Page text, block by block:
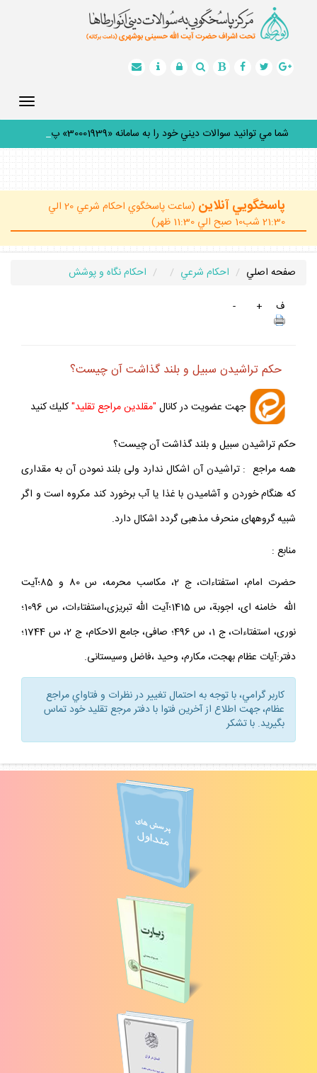
شما مي توانيد سوالات ديني خود را به سامانه «30001939» پيا
_
پاسخگويي آنلاين
(ساعت پاسخگوي احكام شرعي 20 الي
21:30 شب10 صبح الي 11:30 ظهر)
صفحه اصلي احكام شرعي
احكام نگاه و پوشش
ف
+
-
حكم تراشيدن سبيل و بلند گذاشت آن چيست؟
جهت عضويت در كانال "مقلدين مراجع تقليد"كليك كنيد
حكم تراشيدن سبيل و بلند گذاشت آن چيست؟
همه مراجع : تراشيدن آن اشكال ندارد ولى بلند نمودن آن به مقدارى
كه هنگام خوردن و آشاميدن با غذا يا آب برخورد كند مكروه است و اگر
شبيه گروه‏هاى منحرف مذهبى گردد اشكال دارد.
منابع :
حضرت امام، استفتاءات، ج 2، مكاسب محرمه، س 80 و 85؛آيت
الله خامنه ‏اى، اجوبة، س 1415؛آيت الله تبريزى،استفتاءات، س 1096؛
نورى، استفتاءات، ج 1، س 496؛ صافى، جامع الاحكام، ج 2، س 1744؛
دفتر:آيات عظام بهجت، مكارم، وحيد ،فاضل وسيستانى.
كاربر گرامي، با توجه به احتمال تغيير در نظرات و فتاواي مراجع
عظام، جهت اطلاع از آخرين فتوا با دفتر مرجع تقليد خود تماس
بگيريد. با تشكر